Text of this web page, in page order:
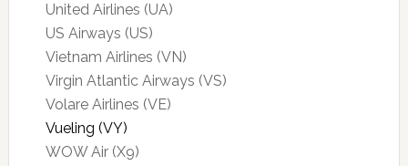
United Airlines (UA)
US Airways (US)
Vietnam Airlines (VN)
Virgin Atlantic Airways (VS)
Volare Airlines (VE)
Vueling (VY)
WOW Air (X9)